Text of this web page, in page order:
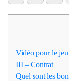
Vidéo pour le jeu
III – Contrat
Quel sont les